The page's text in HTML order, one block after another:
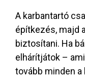
A karbantartó
építkezés, majd
biztosítani. Ha
elhárítjátok –
tovább minden